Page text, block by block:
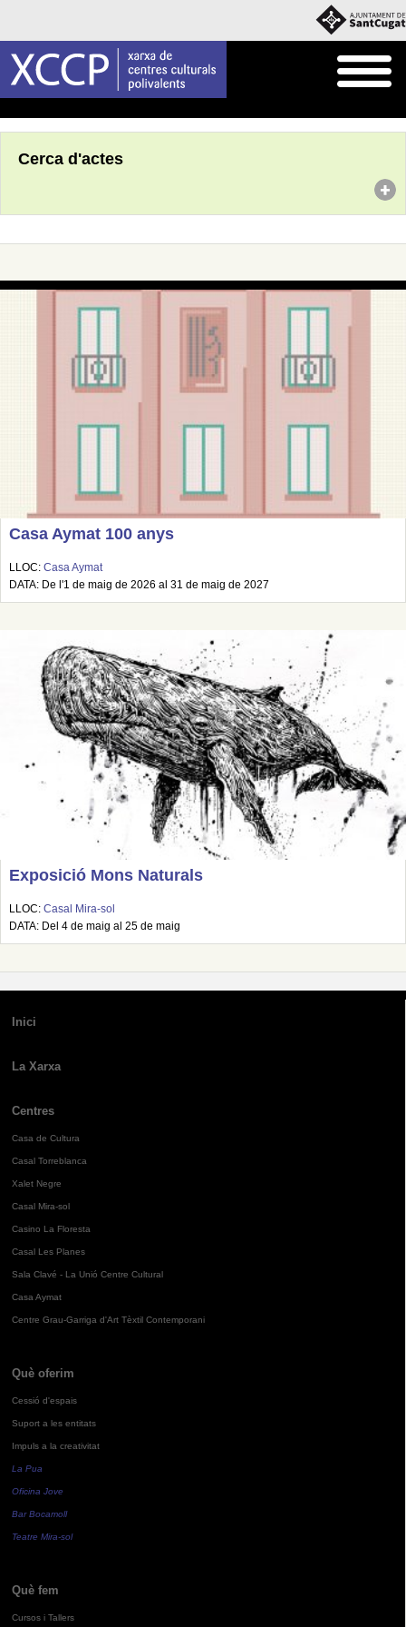
Cerca d'actes
Casa Aymat 100 anys
LLOC: Casa Aymat
DATA: De l'1 de maig de 2026 al 31 de maig de 2027
Exposició Mons Naturals
LLOC: Casal Mira-sol
DATA: Del 4 de maig al 25 de maig
Inici
La Xarxa
Centres
Casa de Cultura
Casal Torreblanca
Xalet Negre
Casal Mira-sol
Casino La Floresta
Casal Les Planes
Sala Clavé - La Unió Centre Cultural
Casa Aymat
Centre Grau-Garriga d'Art Tèxtil Contemporani
Què oferim
Cessió d'espais
Suport a les entitats
Impuls a la creativitat
La Pua
Oficina Jove
Bar Bocamoll
Teatre Mira-sol
Què fem
Cursos i Tallers